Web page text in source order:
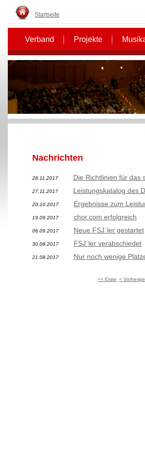
Startseite
Verband Projekte
Nachrichten
28.11.2017 Die Richtlinien für das
27.11.2017 Leistungskatalog des
20.10.2017 Ergebnisse zum
19.09.2017 chor.com erfolgreich
06.09.2017 Neue FSJ`ler gestartet
30.08.2017 FSJ`ler verabschiedet
21.08.2017 Nur noch wenige
<< Erste < Vorherige